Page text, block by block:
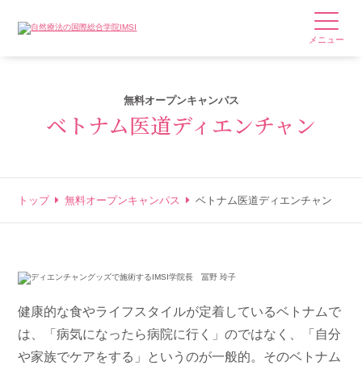
メニュー
無料オープンキャンパス
ベトナム医道ディエンチャン
トップ 無料オープンキャンパス ベトナム医道ディエンチャン
健康的な食やライフスタイルが定着しているベトナムで
は、「病気になったら病院に行く」のではなく、「自分
や家族でケアをする」というのが一般的。そのベトナム